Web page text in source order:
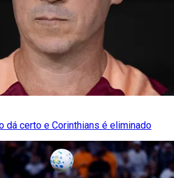
dá certo e Corinthians é eliminado